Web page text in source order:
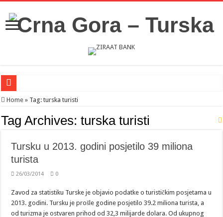
Novosti iz Acibadema
Šahman sa iseljenicima iz Crne Gore u Turskoj: Velika je važnost naše
Home » Tag:turska turisti
Tag Archives:turska turisti
Tursku u 2013. godini posjetilo 39 miliona
turista
26/03/2014 0
Zavod za statistiku Turske je objavio podatke o turističkim posjetama u
2013. godini. Tursku je prošle godine posjetilo 39.2 miliona turista, a
od turizma je ostvaren prihod od 32,3 milijarde dolara. Od ukupnog